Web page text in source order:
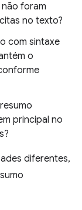
foram
no texto?
com sintaxe
o
principal no
diferentes,